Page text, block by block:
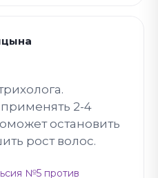
2-4
остановить
рост волос.
№5 против